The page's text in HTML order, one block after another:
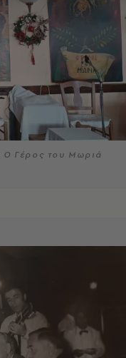
Ο Γέρος του Μωριά